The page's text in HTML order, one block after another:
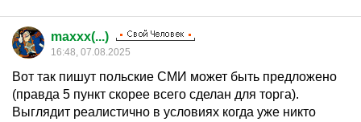
maxxx(...)
16:48, 07.08.2025
Вот так пишут польские СМИ может быть предложено
(правда 5 пункт скорее всего сделан для торга).
Выглядит реалистично в условиях когда уже никто